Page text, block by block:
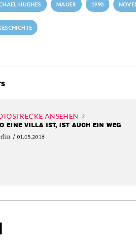
HUGHES MAUER 1990
ANSEHEN
EINE VILLA IST, IST AUCH EIN WEG
/ 01.05.2018